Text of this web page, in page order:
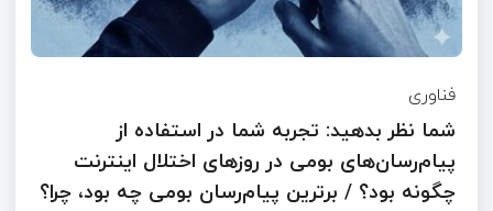
فناوری
شما نظر بدهید: تجربه شما در استفاده از
پیام‌رسان‌های بومی در روزهای اختلال اینترنت
چگونه بود؟ / برترین پیام‌رسان بومی چه بود، چرا؟